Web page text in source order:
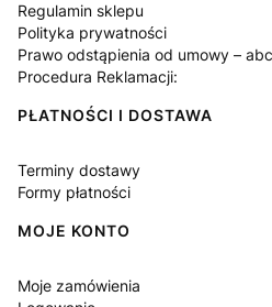
Regulamin sklepu
Polityka prywatności
Prawo odstąpienia od umowy –
Procedura Reklamacji:
PŁATNOŚCI I DOSTAWA
Terminy dostawy
Formy płatności
MOJE KONTO
Moje zamówienia